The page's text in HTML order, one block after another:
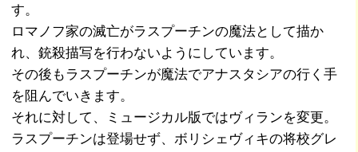
す。
ロマノフ家の滅亡がラスプーチンの魔法として描か
れ、銃殺描写を行わないようにしています。
その後もラスプーチンが魔法でアナスタシアの行く手
を阻んでいきます。
それに対して、ミュージカル版ではヴィランを変更。
ラスプーチンは登場せず、ボリシェヴィキの将校グレ